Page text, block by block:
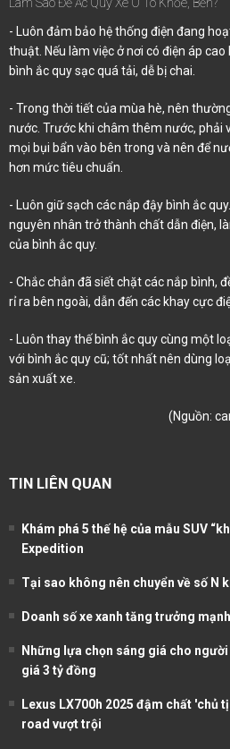
- Luôn đảm bảo hệ thống điện đang
thuật. Nếu làm việc ở nơi có điện áp
bình ắc quy sạc quá tải, dễ bị chai.
- Trong thời tiết của mùa hè, nên
nước. Trước khi châm thêm nước, phải
mọi bụi bẩn vào bên trong và nên để
hơn mức tiêu chuẩn.
- Luôn giữ sạch các nắp đậy bình ắc
nguyên nhân trở thành chất dẫn điện,
của bình ắc quy.
- Chắc chắn đã siết chặt các nắp bình,
rỉ ra bên ngoài, dẫn đến các khay cực
- Luôn thay thế bình ắc quy cùng một
với bình ắc quy cũ; tốt nhất nên dùng
sản xuất xe.
(Nguồn:
TIN LIÊN QUAN
Khám phá 5 thế hệ của mẫu SUV
Expedition
Tại sao không nên chuyển về số N
Doanh số xe xanh tăng trưởng
Những lựa chọn sáng giá cho
giá 3 tỷ đồng
Lexus LX700h 2025 đậm chất 'chủ
road vượt trội